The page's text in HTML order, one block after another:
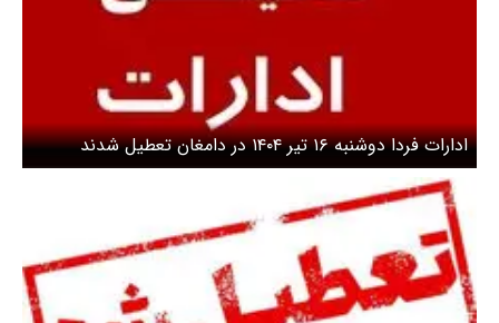
ادارات فردا دوشنبه ۱۶ تیر ۱۴۰۴ در دامغان تعطیل شدند